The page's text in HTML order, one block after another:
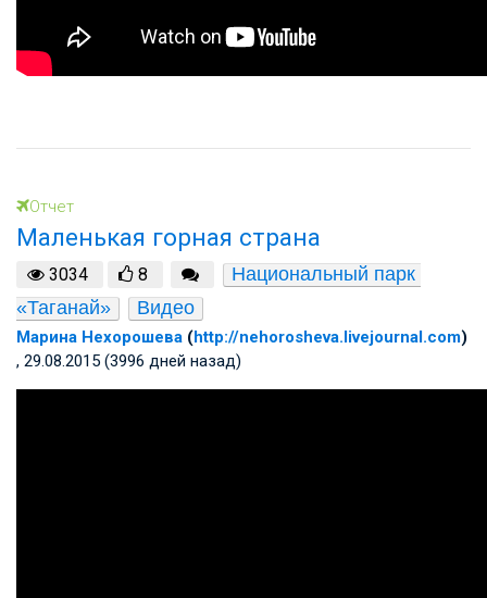
Отчет
Маленькая горная страна
3034 8
Национальный парк
«Таганай»
Видео
Марина Нехорошева (http://nehorosheva.livejournal.com)
, 29.08.2015 (3996 дней назад)